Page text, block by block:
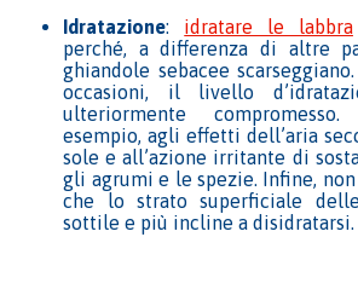
Idratazione: idratare le labbra
perché, a differenza di altre
ghiandole sebacee
occasioni, il livello
ulteriormente
esempio, agli effetti dell’aria
sole e all’azione irritante di
gli agrumi e le spezie. Infine,
che lo strato superficiale
sottile e più incline a disidratarsi.